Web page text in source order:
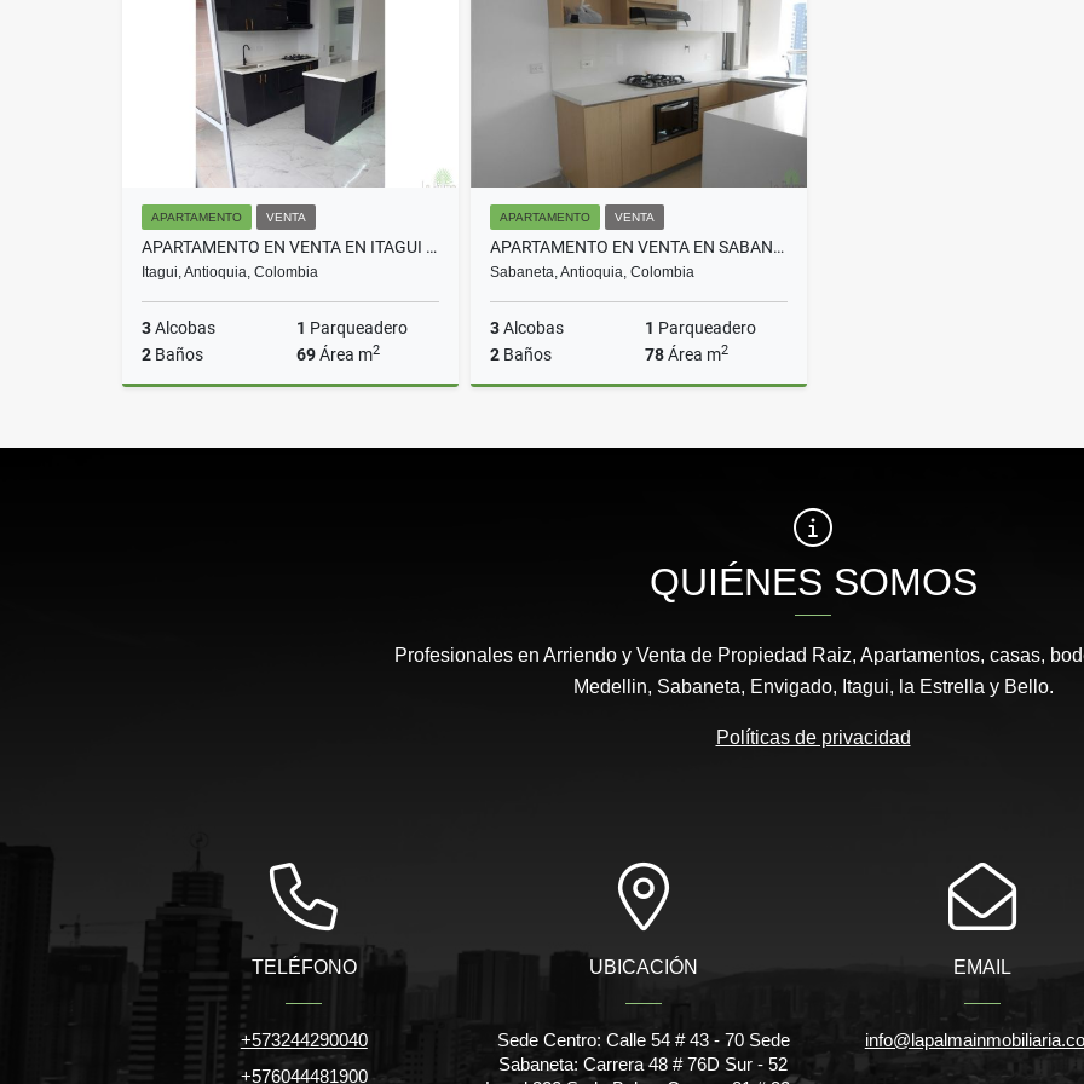
$300.000.000 $2.200.000
APARTAMENTO VENTA
APARTAMENTO EN VENTA EN ITAGUI FATIMA COD 10339
Itagui, Antioquia, Colombia
3Alcobas 1 Parqueadero
2 Baños 69Área m2
$490.000.000
APARTAMENTO VENTA
APARTAMENTO EN VENTA EN SABANETA CODIGO 4432
Sabaneta, Antioquia, Colombia
3Alcobas 1 Parqueadero
2 Baños 78Área m2
$550.000.000
QUIÉNES SOMOS
Profesionales en Arriendo y Venta de Propiedad Raiz, Apartamentos, casas,
Medellin, Sabaneta, Envigado, Itagui, la Estrella y Bello.
Políticas de privacidad
TELÉFONO
+573244290040
+576044481900
UBICACIÓN
Sede Centro: Calle 54 # 43 - 70 Sede
Sabaneta: Carrera 48 # 76D Sur - 52
EMAIL